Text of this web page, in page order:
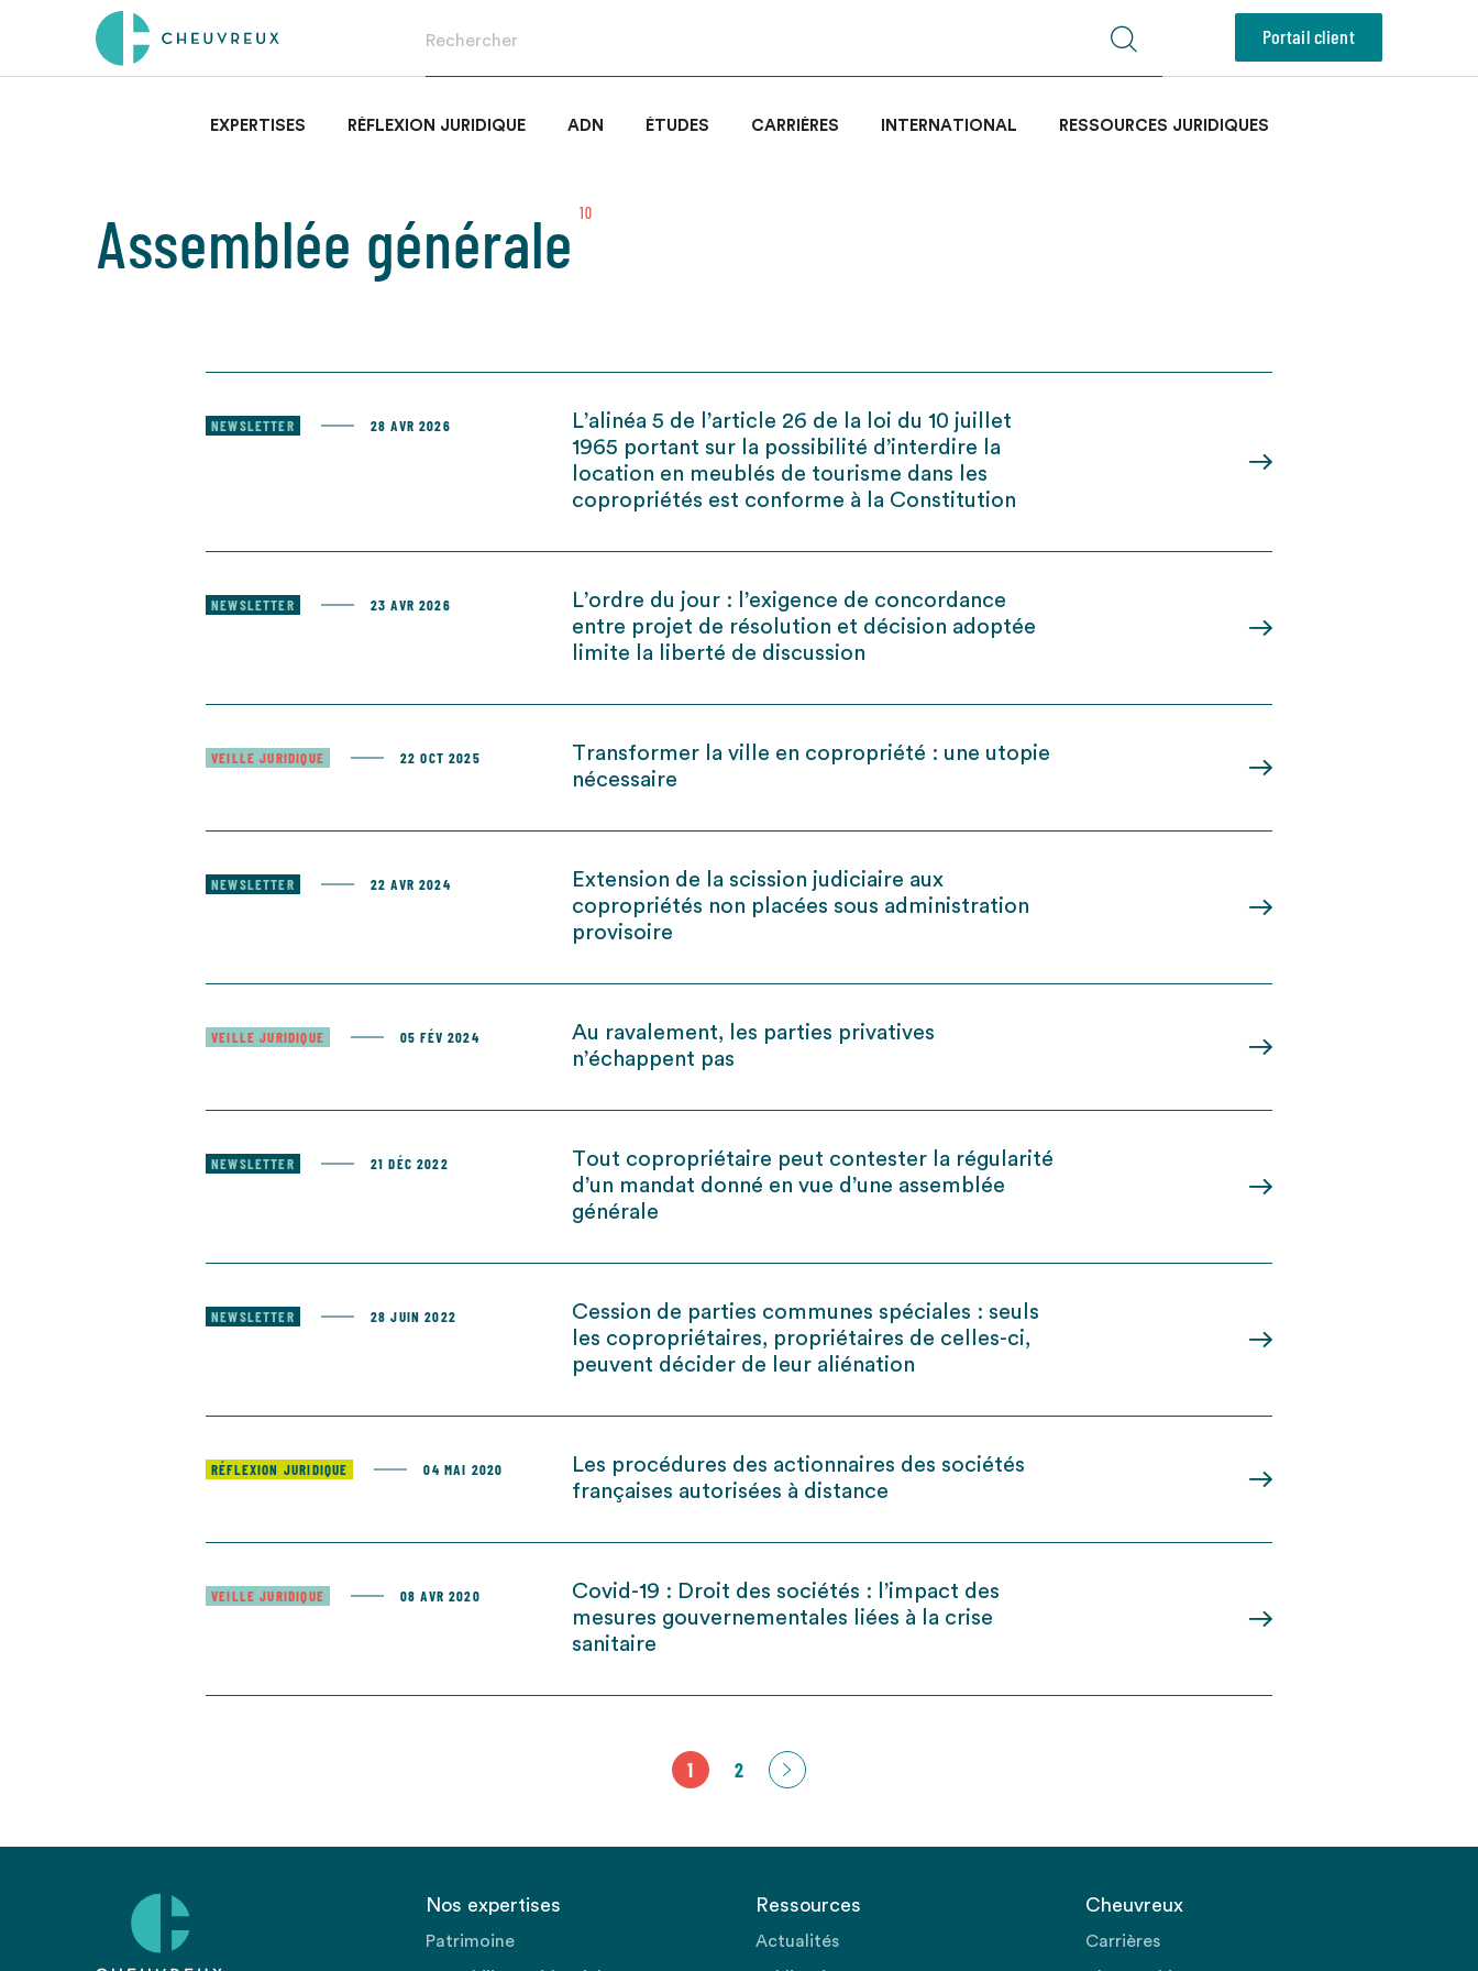
Portail client
EXPERTISES RÉFLEXION JURIDIQUE ADN ÉTUDES CARRIÈRES INTERNATIONAL RESSOURCES JURIDIQUES
Assemblée générale 10
NEWSLETTER 28 AVR 2026
L’alinéa 5 de l’article 26 de la loi du 10 juillet
1965 portant sur la possibilité d’interdire la
location en meublés de tourisme dans les
copropriétés est conforme à la Constitution
NEWSLETTER 23 AVR 2026
L’ordre du jour : l’exigence de concordance
entre projet de résolution et décision adoptée
limite la liberté de discussion
VEILLE JURIDIQUE 22 OCT 2025
Transformer la ville en copropriété : une utopie
nécessaire
NEWSLETTER 22 AVR 2024
Extension de la scission judiciaire aux
copropriétés non placées sous administration
provisoire
VEILLE JURIDIQUE 05 FÉV 2024
Au ravalement, les parties privatives
n’échappent pas
NEWSLETTER 21 DÉC 2022
Tout copropriétaire peut contester la régularité
d’un mandat donné en vue d’une assemblée
générale
NEWSLETTER 28 JUIN 2022
Cession de parties communes spéciales : seuls
les copropriétaires, propriétaires de celles-ci,
peuvent décider de leur aliénation
RÉFLEXION JURIDIQUE 04 MAI 2020
Les procédures des actionnaires des sociétés
françaises autorisées à distance
VEILLE JURIDIQUE 08 AVR 2020
Covid-19 : Droit des sociétés : l’impact des
mesures gouvernementales liées à la crise
sanitaire
1 2
Nos expertises
Patrimoine
Ressources
Actualités
Cheuvreux
Carrières